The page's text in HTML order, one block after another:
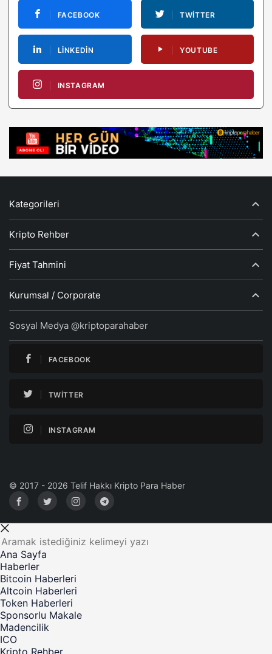
FACEBOOK TWITTER
LINKEDIN YOUTUBE
INSTAGRAM
Kategorileri
Kripto Rehber
Fiyat Tahmini
Kurumsal / Corporate
Sosyal Medya @kriptoparahaber
FACEBOOK
TWITTER
INSTAGRAM
© 2017 - 2026 Telif Hakkı Kripto Para Haber
Ana Sayfa
Haberler
Bitcoin Haberleri
Altcoin Haberleri
Token Haberleri
Sponsorlu Makale
Madencilik
ICO